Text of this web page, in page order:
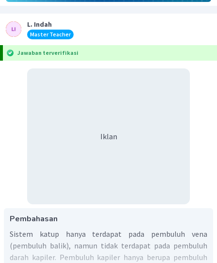
L. Indah
Master Teacher
Jawaban terverifikasi
Iklan
Pembahasan
Sistem katup hanya terdapat pada pembuluh vena
(pembuluh balik), namun tidak terdapat pada pembuluh
darah kapiler. Pembuluh kapiler hanya berupa pembuluh